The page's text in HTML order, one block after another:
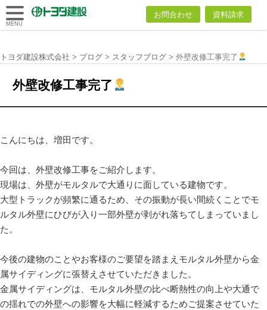
トヨダ建設
お問合わせ 資料請求
MENU
トヨダ建設株式会社 > ブログ > スタッフブログ > 外壁改修工事完了
外壁改修工事完了
こんにちは、増田です。
今回は、外壁改修工事をご紹介します。
現場は、外壁がモルタルで大通りに面している建物です。
大型トラックが頻繁に通るため、その振動が長い間続くことでモ
ルタル外壁にひびが入り一部外壁が剥がれ落ちてしまっていまし
た。
今後の建物のことやお客様のご要望を踏まえモルタル外壁から金
属サイディングに張替えさせていただきました。
金属サイディングは、モルタル外壁の比べ断熱性の向上や大通で
の揺れでの外壁への影響を大幅に軽減するためご提案させていた